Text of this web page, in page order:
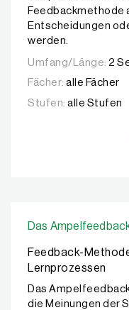
Feedbackmethode
Entscheidungen
werden.
Umfang/Länge: 2
Fächer: alle Fächer
Stufen: alle Stufen
Das
Feedback-
Lernprozessen
Das
die Meinungen der